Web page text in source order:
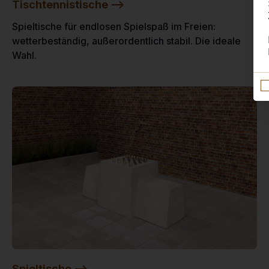
Tischtennistische -->
Spieltische für endlosen Spielspaß im Freien:
wetterbeständig, außerordentlich stabil. Die ideale
Wahl.